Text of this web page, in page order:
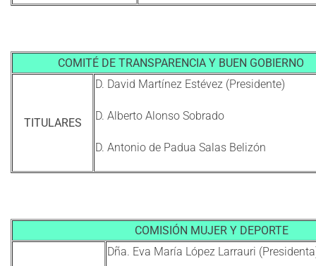
COMITÉ DE TRANSPARENCIA Y BUEN GOBIERNO
TITULARES
D. David Martínez Estévez (Presidente)
D. Alberto Alonso Sobrado
D. Antonio de Padua Salas Belizón
COMISIÓN MUJER Y DEPORTE
Dña. Eva María López Larrauri